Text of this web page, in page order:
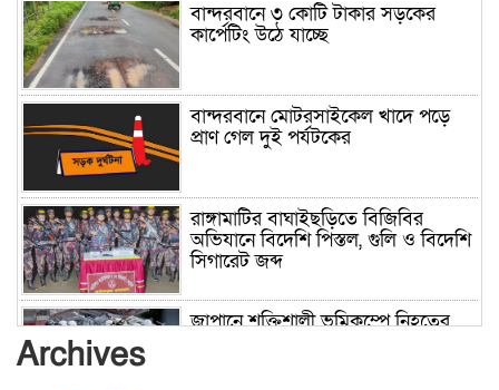
বান্দরবানে ৩ কোটি টাকার সড়কের
কার্পেটিং উঠে যাচ্ছে
বান্দরবানে মোটরসাইকেল খাদে পড়ে
প্রাণ গেল দুই পর্যটকের
রাঙ্গামাটির বাঘাইছড়িতে বিজিবির
অভিযানে বিদেশি পিস্তল, গুলি ও বিদেশি
সিগারেট জব্দ
জাপানে শক্তিশালী ভূমিকম্পে নিহতের
Archives